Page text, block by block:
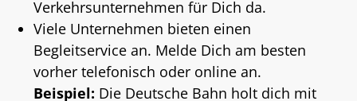
Verkehrsunternehmen für Dich da.
Viele Unternehmen bieten einen
Begleitservice an. Melde Dich am besten
vorher telefonisch oder online an.
Beispiel: Die Deutsche Bahn holt dich mit